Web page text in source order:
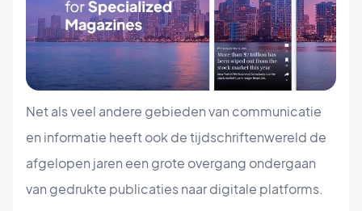
Net als veel andere gebieden van communicatie
en informatie heeft ook de tijdschriftenwereld de
afgelopen jaren een grote overgang ondergaan
van gedrukte publicaties naar digitale platforms.